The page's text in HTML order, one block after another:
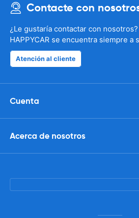
Contacte con
¿Le gustaría contactar con
HAPPYCAR se encuentra siempre a
Atención al cliente
Cuenta
Acerca de nosotros